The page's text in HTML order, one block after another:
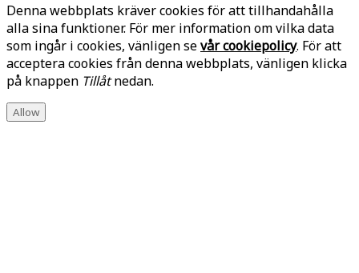
Denna webbplats kräver cookies för att tillhandahålla
alla sina funktioner. För mer information om vilka data
som ingår i cookies, vänligen sevår cookiepolicy. För att
acceptera cookies från denna webbplats, vänligen klicka
på knappen Tillåtnedan.
Allow